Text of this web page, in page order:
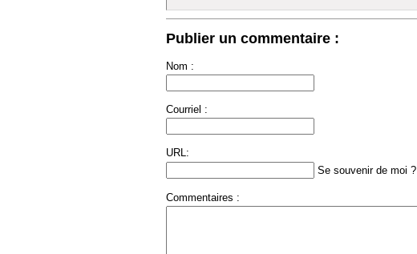
Publier un commentaire :
Nom :
Courriel :
URL:
Se souvenir de moi ?
Commentaires :